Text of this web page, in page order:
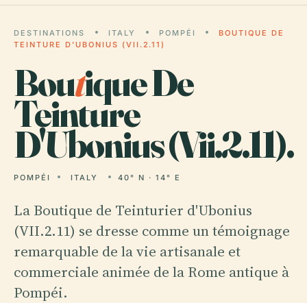
DESTINATIONS ITALY POMPÉI
BOUTIQUE DE
TEINTURE D'UBONIUS (VII.2.11)
Boutique De
Teinture
D'Ubonius (Vii.2.11).
POMPÉI ITALY 40° N · 14° E
La Boutique de Teinturier d'Ubonius
(VII.2.11) se dresse comme un témoignage
remarquable de la vie artisanale et
commerciale animée de la Rome antique à
Pompéi.